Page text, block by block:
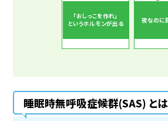
「おしっこを作れ」
というホルモンが出る
夜なのに
睡眠時無呼吸症候群(SAS) とは